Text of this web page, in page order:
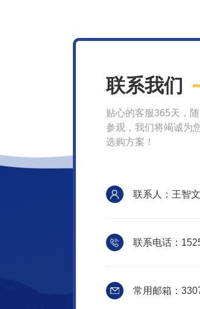
联系我们
贴心的客服365天，
参观，我们将竭诚为
选购方案！
联系人：王智文
联系电话：
常用邮箱：